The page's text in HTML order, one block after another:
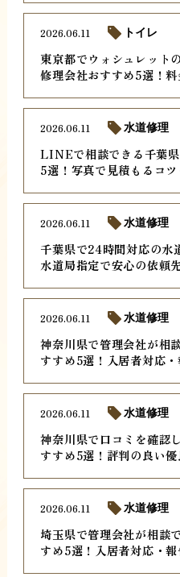
東京都でウォシュレット
修理会社おすすめ5選！
2026.06.11 トイレ
LINEで相談できる千葉
5選！写真で見積もるコ
2026.06.11 水道修理
千葉県で24時間対応の水
水道局指定で安心の依頼
2026.06.11 水道修理
神奈川県で管理会社が相
すすめ5選！入居者対応
2026.06.11 水道修理
神奈川県で口コミを確認
すすめ5選！評判の良い
2026.06.11 水道修理
埼玉県で管理会社が相談
すめ5選！入居者対応・
2026.06.11 水道修理